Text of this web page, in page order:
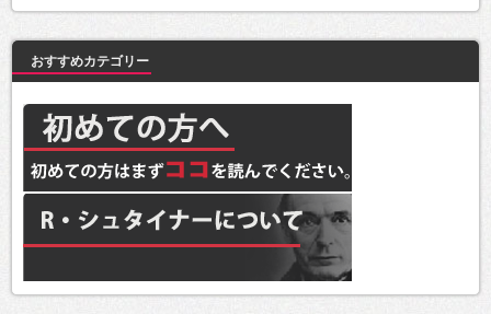
おすすめカテゴリー